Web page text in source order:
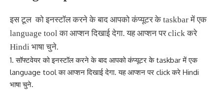
इस टूल को इनस्टॉल करने के बाद आपको कंप्यूटर के taskbar में एक
language tool का आप्शन दिखाई देगा. यह आप्शन पर click करे
Hindi भाषा चुने.
सॉफ्टवेयर को इनस्टॉल करने के बाद आपको कंप्यूटर के taskbar में एक
language tool का आप्शन दिखाई देगा. यह आप्शन पर click करे Hindi
भाषा चुने.